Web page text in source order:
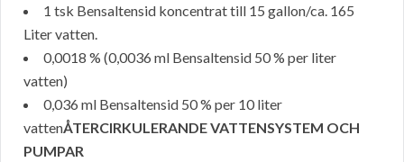
1 tsk Bensaltensid koncentrat till 15 gallon/ca. 165
Liter vatten.
0,0018 % (0,0036 ml Bensaltensid 50 % per liter
vatten)
0,036 ml Bensaltensid 50 % per 10 liter
vattenÅTERCIRKULERANDE VATTENSYSTEM OCH
PUMPAR